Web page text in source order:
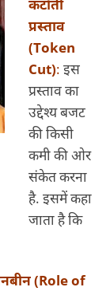
कटौती
प्रस्ताव
(Token
Cut): इस
प्रस्ताव का
उद्देश्य बजट
की किसी
कमी की ओर
संकेत करना
है. इसमें कहा
जाता है कि
(Role of